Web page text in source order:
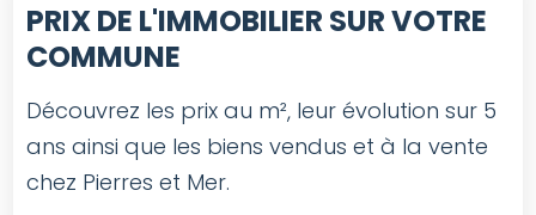
PRIX DE L'IMMOBILIER SUR VOTRE
COMMUNE
Découvrez les prix au m², leur évolution sur 5
ans ainsi que les biens vendus et à la vente
chez Pierres et Mer.